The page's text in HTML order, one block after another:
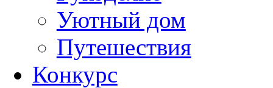
Уютный дом
Путешествия
Конкурс